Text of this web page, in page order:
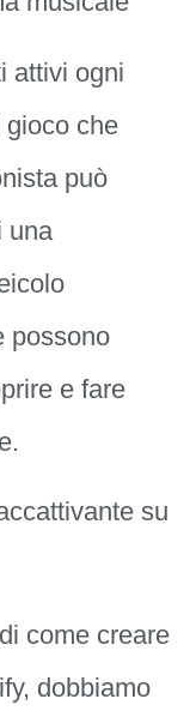
attivi ogni
che
può
una
possono
e fare
su
come creare
dobbiamo